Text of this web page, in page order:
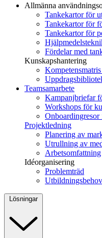
Allmänna
Tankekartor för
Tankekartor för
Tankekartor för
Fördelar med
Kunskapshantering
Teamsamarbete
Kampanjbriefar
Workshops för
Projektledning
Planering av
Utrullning av
Arbetsomfattning
Idéorganisering
Problemträd
Lösningar